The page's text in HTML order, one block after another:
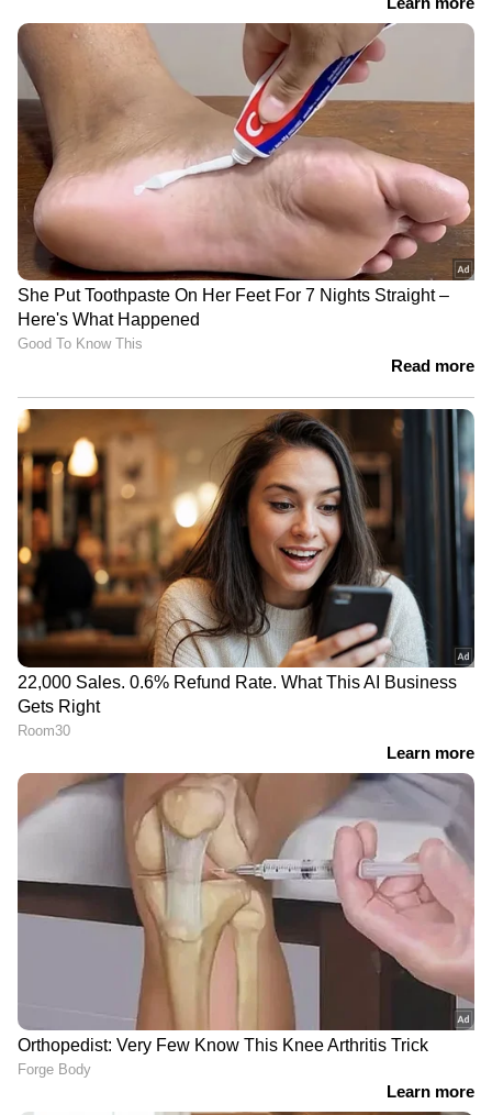
Payyanur | V Kunhikrishnan | KK
Ragesh